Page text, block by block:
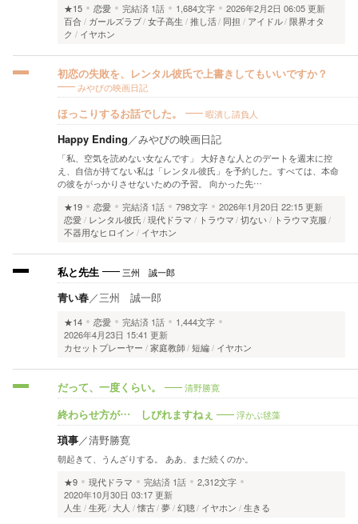
★15
恋愛 完結済 1話 1,684文字
2026年2月2日 06:05 更新
百合
ガールズラブ 女子高生 推し活 同担 アイドル 限界オタ
ク
イヤホン
初恋の失敗を、レンタル彼氏で上書きしてもいいですか？
みやびの映画日記
ほっこりするお話でした。 暇潰し請負人
Happy Ending／みやびの映画日記
「私、空気を読めない女なんです」 大好きな人とのデートを週末に控
え、自信が持てない私は「レンタル彼氏」を予約した。すべては、本命
の彼をがっかりさせないための予習。 向かった先…
★19
恋愛 完結済 1話 798文字
2026年1月20日 22:15 更新
恋愛
レンタル彼氏 現代ドラマ トラウマ 切ない
トラウマ克服
不器用なヒロイン
イヤホン
私と先生 三州 誠一郎
青い春／三州 誠一郎
★14 恋愛 完結済 1話
1,444文字
2026年4月23日 15:41 更新
カセットプレーヤー
家庭教師 短編 イヤホン
だって、一度くらい。 清野勝寛
終わらせ方が… しびれますねぇ 浮かぶ毬藻
瑣事／清野勝寛
朝起きて、うんざりする。 ああ、まだ続くのか。
★9
現代ドラマ 完結済 1話
2,312文字
2020年10月30日 03:17 更新
人生
生死 大人 懐古 夢 幻聴 イヤホン 生きる